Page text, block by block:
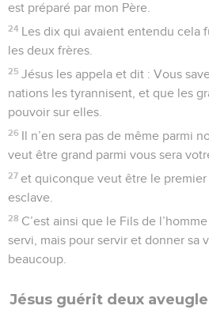
est préparé par mon Père.
24 Les dix qui avaient entendu cela
les deux frères.
25 Jésus les appela et dit : Vous
nations les tyrannisent, et que les
pouvoir sur elles.
26 Il n’en sera pas de même parmi
veut être grand parmi vous sera
27 et quiconque veut être le premier
esclave.
28 C’est ainsi que le Fils de
servi, mais pour servir et donner sa
beaucoup.
Jésus guérit deux